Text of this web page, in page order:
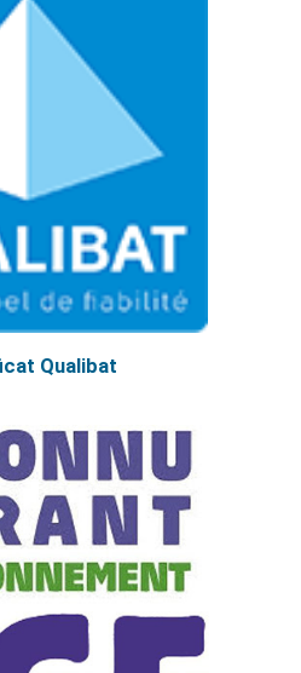
Qualibat